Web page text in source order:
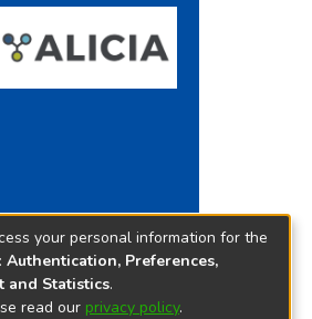
your personal information for the
Authentication, Preferences,
and Statistics.
read our privacy policy.